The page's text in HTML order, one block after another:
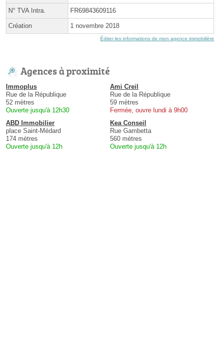
N° TVA Intra. FR69843609116
Création 1 novembre 2018
Éditer les informations de mon agence immobilière
Agences à proximité
Immoplus
Rue de la République
52 mètres
Ouverte jusqu'à 12h30
Ami Creil
Rue de la République
59 mètres
Fermée, ouvre lundi à 9h00
ABD Immobilier
place Saint-Médard
174 mètres
Ouverte jusqu'à 12h
Kea Conseil
Rue Gambetta
560 mètres
Ouverte jusqu'à 12h